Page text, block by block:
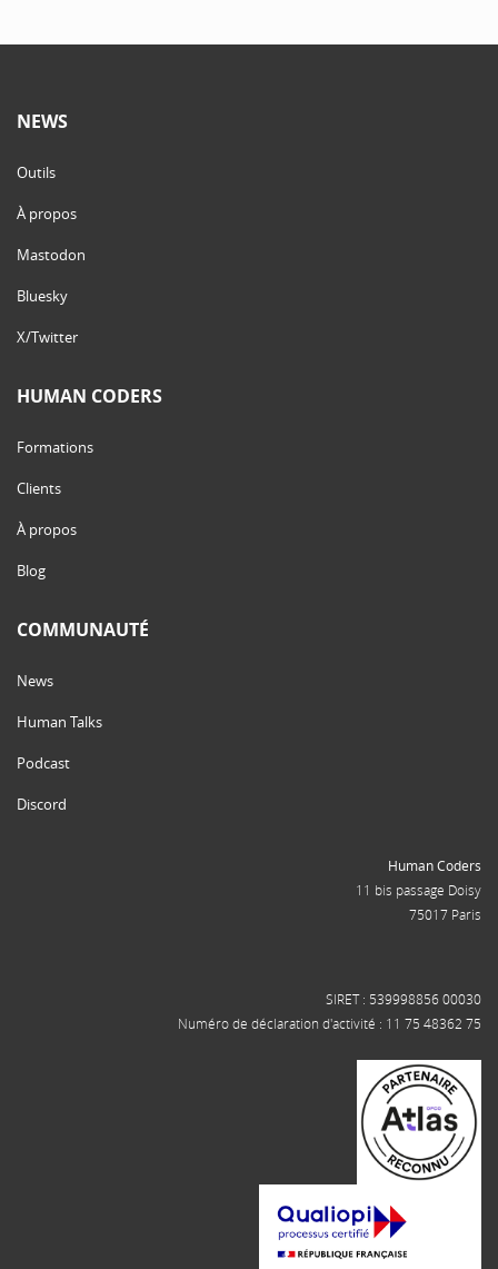
NEWS
Outils
À propos
Mastodon
Bluesky
X/Twitter
HUMAN CODERS
Formations
Clients
À propos
Blog
COMMUNAUTÉ
News
Human Talks
Podcast
Discord
Human Coders
11 bis passage Doisy
75017 Paris
SIRET : 539998856 00030
Numéro de déclaration d'activité : 11 75 48362 75